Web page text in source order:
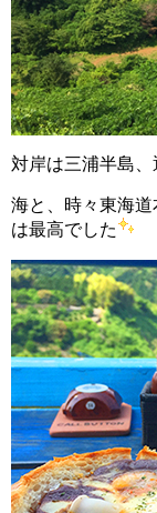
対岸は三浦半島、
海と、時々東海
は最高でした